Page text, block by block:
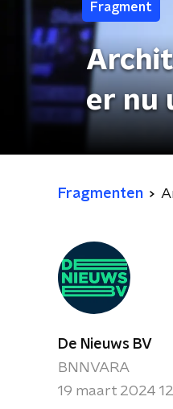
Fragment
er nu
Fragmenten
De Nieuws BV
BNNVARA
19 maart 2024